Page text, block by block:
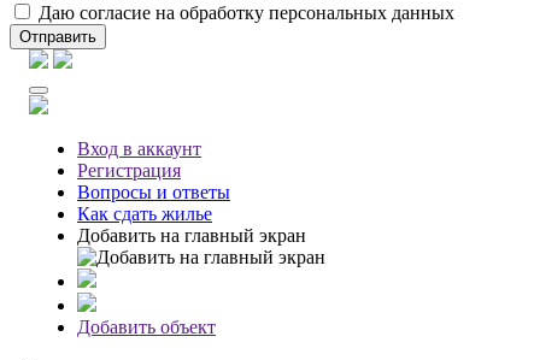
Даю согласие на обработку персональных данных
Отправить
Вход в аккаунт
Регистрация
Вопросы и ответы
Как сдать жилье
Добавить на главный экран
Добавить объект